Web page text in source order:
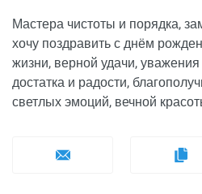
Мастера чистоты и порядка,
хочу поздравить с днём
жизни, верной удачи,
достатка и радости,
светлых эмоций, вечной